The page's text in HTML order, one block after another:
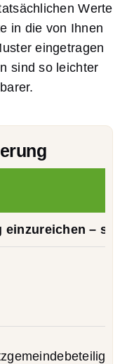
Werte
in die von Ihnen
eingetragen
sind so leichter
einzureichen –